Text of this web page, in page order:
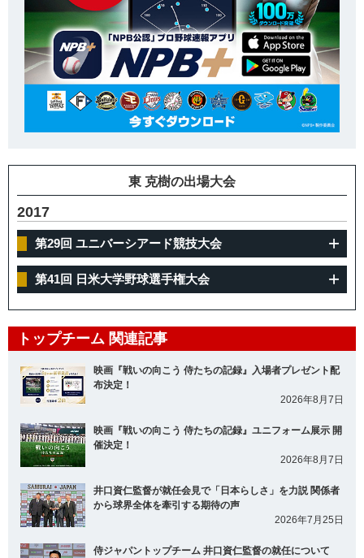
東 克樹の出場大会
2017
第29回 ユニバーシアード競技大会
第41回 日米大学野球選手権大会
トップチーム 関連記事
映画『戦いの向こう 侍たちの記録』入場者プレゼント配
布決定！
2026年8月7日
映画『戦いの向こう 侍たちの記録』ユニフォーム展示 開
催決定！
2026年8月7日
井口資仁監督が就任会見で「日本らしさ」を力説 関係者
から球界全体を牽引する期待の声
2026年7月25日
侍ジャパントップチーム 井口資仁監督の就任について